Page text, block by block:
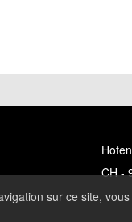
CH -
sur ce site,